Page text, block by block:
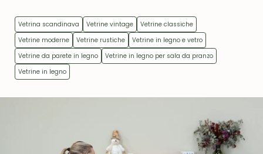
Vetrina scandinava Vetrine vintage
Vetrine classiche
Vetrine moderne
Vetrine rustiche
Vetrine in legno e vetro
Vetrine da parete in legno
Vetrine in legno per sala da pranzo
Vetrine in legno